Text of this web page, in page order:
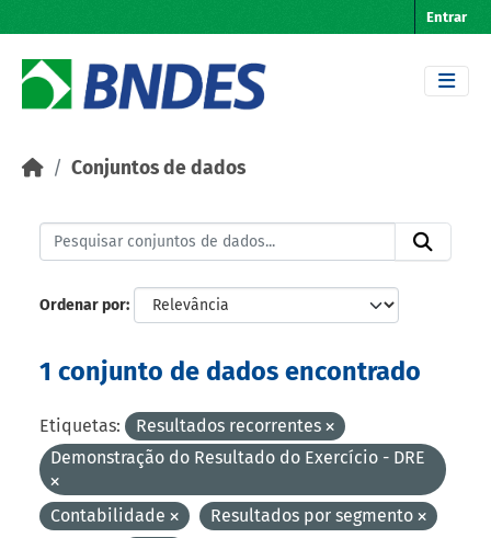
Entrar
Conjuntos de dados
Ordenar por
1 conjunto de dados encontrado
Etiquetas:
Resultados recorrentes
Demonstração do Resultado do Exercício - DRE
Contabilidade
Resultados por segmento